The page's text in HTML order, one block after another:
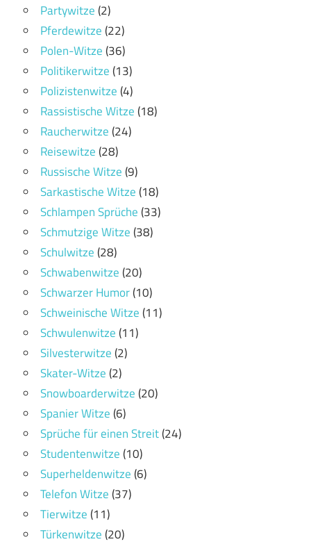
Partywitze(2)
Pferdewitze(22)
Polen-Witze(36)
Politikerwitze(13)
Polizistenwitze(4)
Rassistische Witze(18)
Raucherwitze(24)
Reisewitze(28)
Russische Witze(9)
Sarkastische Witze(18)
Schlampen Sprüche(33)
Schmutzige Witze(38)
Schulwitze(28)
Schwabenwitze(20)
Schwarzer Humor(10)
Schweinische Witze(11)
Schwulenwitze(11)
Silvesterwitze(2)
Skater-Witze(2)
Snowboarderwitze(20)
Spanier Witze(6)
Sprüche für einen Streit(24)
Studentenwitze(10)
Superheldenwitze(6)
Telefon Witze(37)
Tierwitze(11)
Türkenwitze(20)